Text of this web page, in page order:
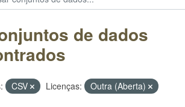
de dados
CSV Licenças: Outra (Aberta)